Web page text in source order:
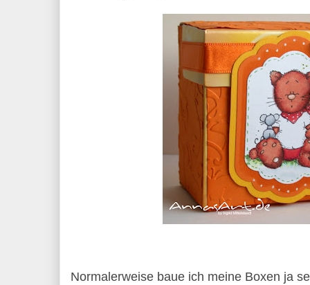
Normalerweise baue ich meine Boxen ja